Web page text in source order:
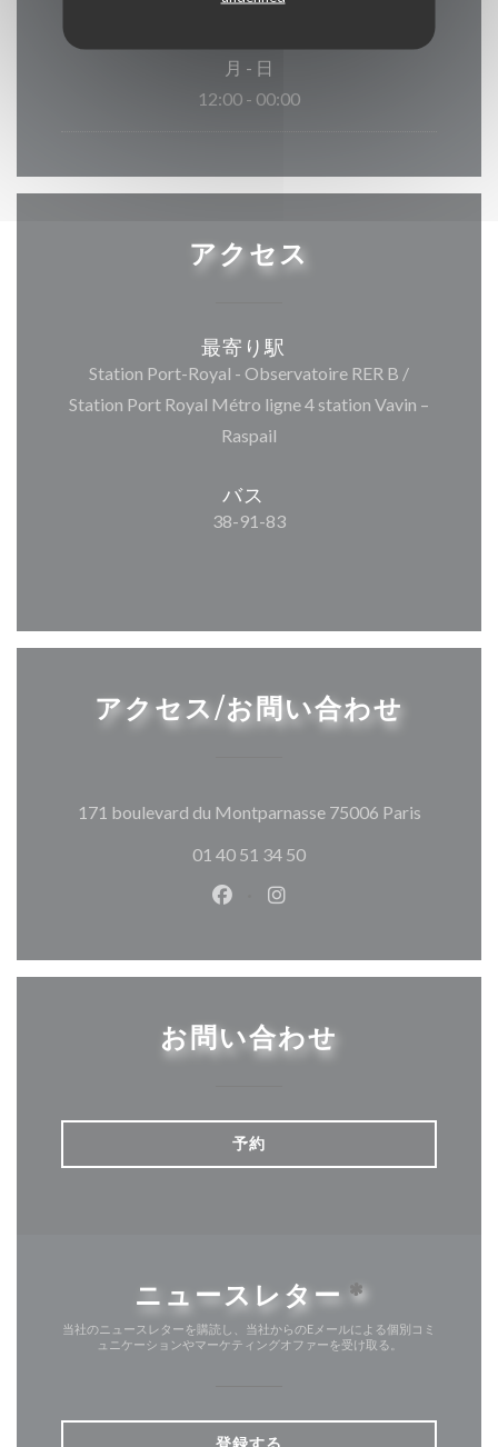
月 - 日
12:00 - 00:00
アクセス
最寄り駅
Station Port-Royal - Observatoire RER B /
Station Port Royal Métro ligne 4 station Vavin –
Raspail
バス
38-91-83
アクセス/お問い合わせ
171 boulevard du Montparnasse 75006 Paris((新しい
01 40 51 34 50
Facebook ((新しいウィンドウ
Instagram ((新しいウィ
お問い合わせ
予約
ニュースレター *
当社のニュースレターを購読し、当社からのEメールによる個別コミ
ュニケーションやマーケティングオファーを受け取る。